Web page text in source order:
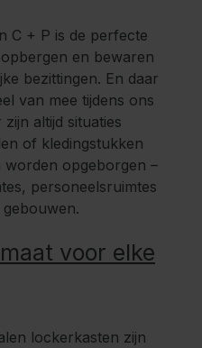
C + P is de perfecte
en bewaren
bezittingen. En daar
van mee tijdens ons
altijd situaties
of kledingstukken
worden opgeborgen –
personeelsruimtes
voor elke
lockerkasten zijn